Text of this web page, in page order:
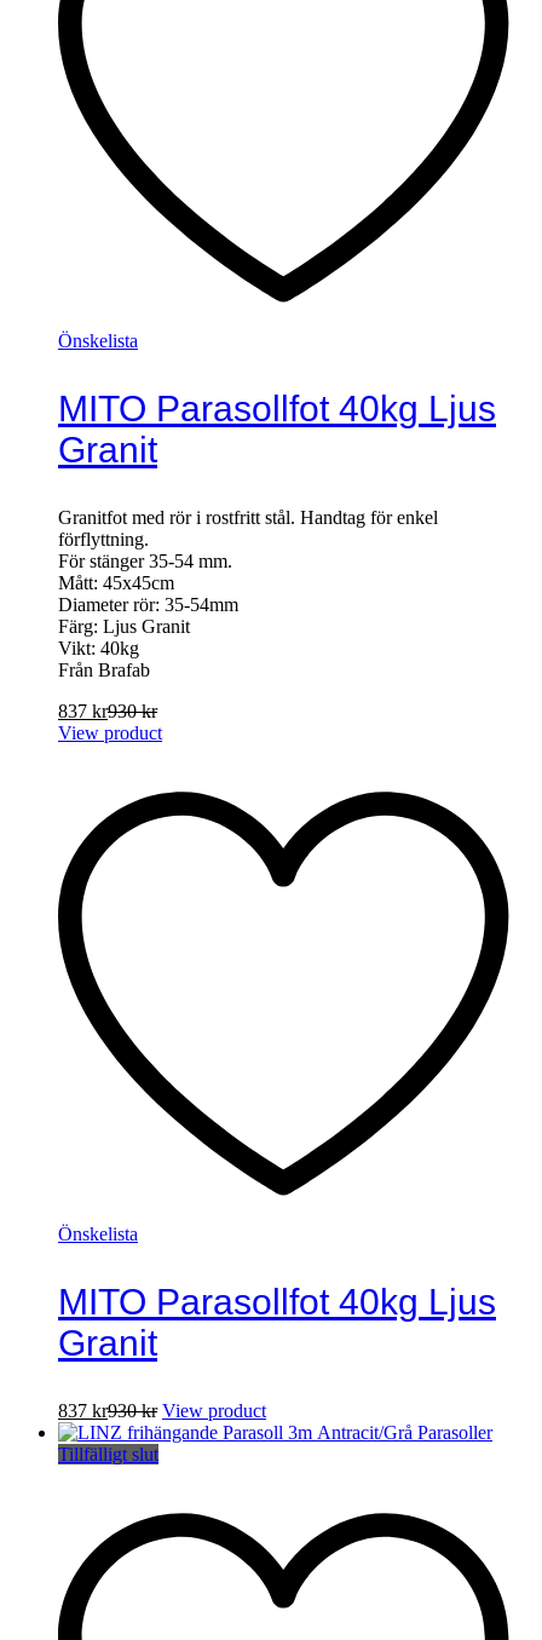
Önskelista
MITO Parasollfot 40kg Ljus
Granit
Granitfot med rör i rostfritt stål. Handtag för enkel
förflyttning.
För stänger 35-54 mm.
Mått: 45x45cm
Diameter rör: 35-54mm
Färg: Ljus Granit
Vikt: 40kg
Från Brafab
837 kr930kr
View product
Önskelista
MITO Parasollfot 40kg Ljus
Granit
837 kr930kr View product
Tillfälligt slut